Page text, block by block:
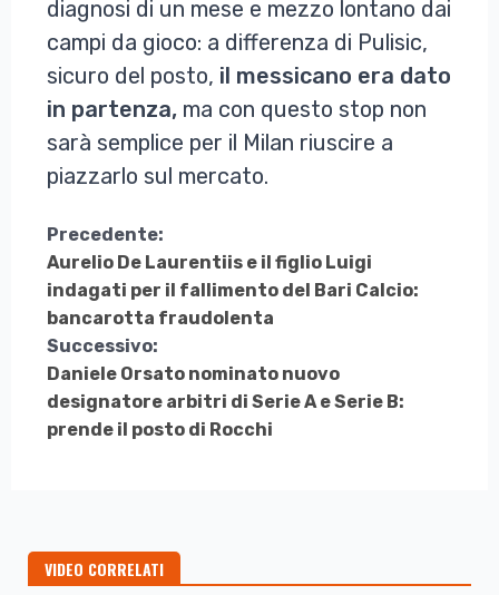
diagnosi di un mese e mezzo lontano dai
campi da gioco: a differenza di Pulisic,
sicuro del posto, il messicano era dato
in partenza, ma con questo stop non
sarà semplice per il Milan riuscire a
piazzarlo sul mercato.
Continua
a
Leggere
Precedente:
Aurelio De Laurentiis e il figlio Luigi
indagati per il fallimento del Bari Calcio:
bancarotta fraudolenta
Successivo:
Daniele Orsato nominato nuovo
designatore arbitri di Serie A e Serie B:
prende il posto di Rocchi
VIDEO CORRELATI